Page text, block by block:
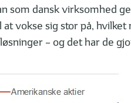
som dansk virksomhed
vokse sig stor på,
– og det har de